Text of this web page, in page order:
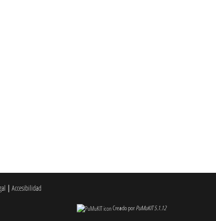
| Accesibilidad
Creado porPuMuKIT 5.1.12